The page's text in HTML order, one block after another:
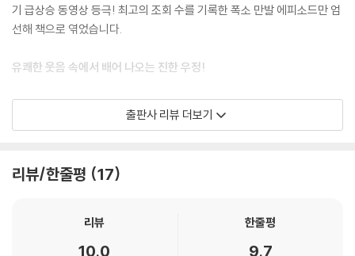
기 급상승 동영상 등극! 최고의 조회 수를 기록한 폭소 만발 에피소드만 엄
선해 책으로 엮었습니다.
유쾌한 웃음 속에서 배어 나오는 진한 우정!
아무리 얄밉게 굴어도 맛있는 게 있으면 가장 먼저 생각나고, 매일같이 옥
신각신하다가도 막상 서로가 눈앞에 없으면 그립고 허전해지는 못 말리는
하기로 약속했으니까요! 과연 이 엉뚱한 대결의 승자는 누구일지, 친구들
출판사 리뷰 더보기
리뷰/한줄평 17
리뷰
10.0
한줄평
9.7